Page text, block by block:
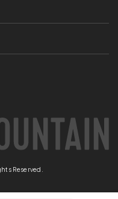
Reserved.